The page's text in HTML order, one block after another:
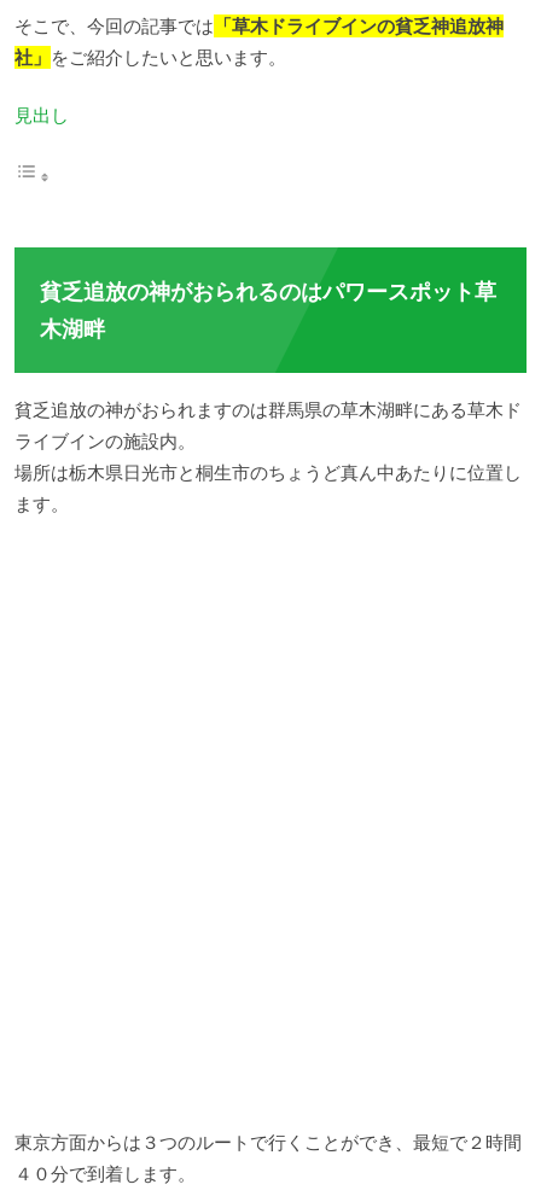
そこで、今回の記事では 「草木ドライブインの貧乏神追放神
社」 をご紹介したいと思います。
見出し
貧乏追放の神がおられるのはパワースポット草
木湖畔
貧乏追放の神がおられますのは群馬県の草木湖畔にある草木ド
ライブインの施設内。
場所は栃木県日光市と桐生市のちょうど真ん中あたりに位置し
ます。
東京方面からは３つのルートで行くことができ、最短で２時間
４０分で到着します。